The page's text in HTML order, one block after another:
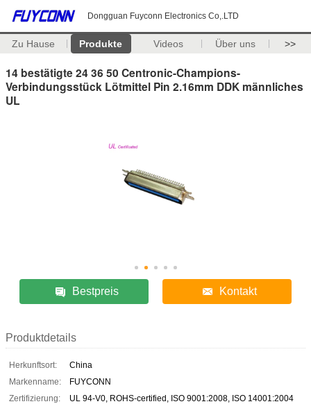
Dongguan Fuyconn Electronics Co,.LTD
Zu Hause Produkte Videos Über uns >>
14 bestätigte 24 36 50 Centronic-Champions-
Verbindungsstück Lötmittel Pin 2.16mm DDK männliches
UL
Bestpreis Kontakt
Produktdetails
Herkunftsort:
China
Markenname:
FUYCONN
Zertifizierung:
UL 94-V0, ROHS-certified, ISO 9001:2008, ISO 14001:2004